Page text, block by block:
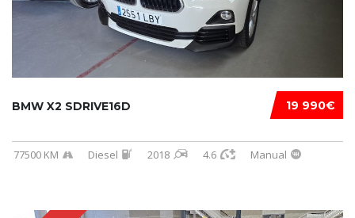
19 990€
BMW X2 SDRIVE16D
77500 KM Diesel 2018 4.6 Manual